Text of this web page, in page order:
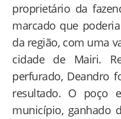
proprietário da
marcado que
da região, com uma
cidade de Mairi.
perfurado, Deandro
resultado. O poço
município, ganhado